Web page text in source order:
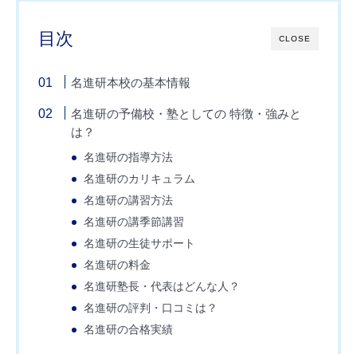
CLOSE
目次
名進研本校の基本情報
名進研の予備校・塾としての 特徴・強みと
は？
名進研の指導方法
名進研のカリキュラム
名進研の講習方法
名進研の講季節講習
名進研の生徒サポート
名進研の料金
名進研塾長・代表はどんな人？
名進研の評判・口コミは？
名進研の合格実績